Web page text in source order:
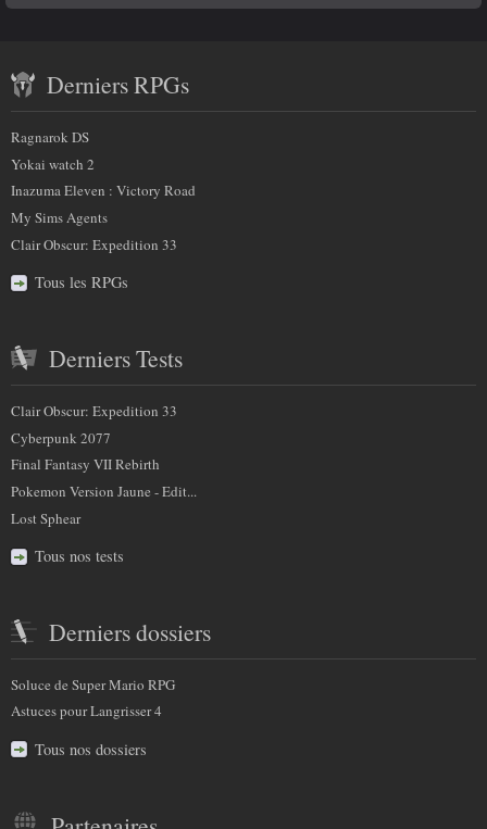
savoir
plus
sur
nous
récent
et
partenaires
Derniers RPGs
Ragnarok DS
Yokai watch 2
Inazuma Eleven : Victory Road
My Sims Agents
Clair Obscur: Expedition 33
Tous les RPGs
Derniers Tests
Clair Obscur: Expedition 33
Cyberpunk 2077
Final Fantasy VII Rebirth
Pokemon Version Jaune - Edit...
Lost Sphear
Tous nos tests
Derniers dossiers
Soluce de Super Mario RPG
Astuces pour Langrisser 4
Tous nos dossiers